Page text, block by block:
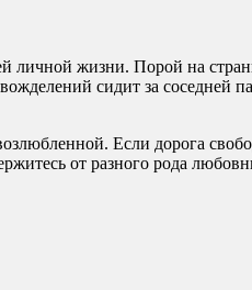
личной жизни. Порой на
сидит за соседней
Если дорога
от разного рода